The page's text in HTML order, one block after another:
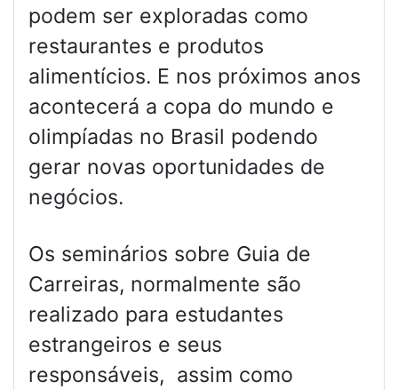
podem ser exploradas como
restaurantes e produtos
alimentícios. E nos próximos anos
acontecerá a copa do mundo e
olimpíadas no Brasil podendo
gerar novas oportunidades de
negócios.
Os seminários sobre Guia de
Carreiras, normalmente são
realizado para estudantes
estrangeiros e seus
responsáveis, assim como